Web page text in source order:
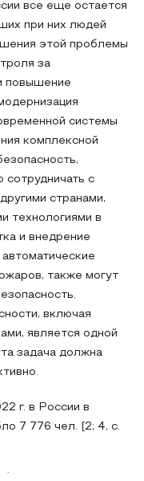
все еще остается
при них людей
этой проблемы
за
повышение
системы
комплексной
сотрудничать с
странами,
технологиями в
и внедрение
также могут
включая
является одной
задача должна
г. в России в
7 776 чел. [2; 4, с.